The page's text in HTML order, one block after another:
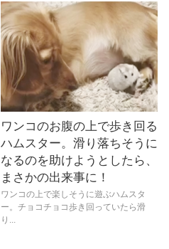
ワンコのお腹の上で歩き回る
ハムスター。滑り落ちそうに
なるのを助けようとしたら、
まさかの出来事に！
ワンコの上で楽しそうに遊ぶハムスタ
ー。チョコチョコ歩き回っていたら滑
り...